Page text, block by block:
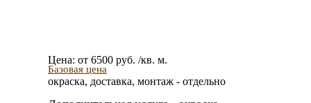
Цена: от 6500 руб. /кв. м.
Базовая цена
окраска, доставка, монтаж - отдельно